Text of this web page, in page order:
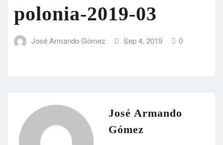
polonia-2019-03
José Armando Gómez Sep 4, 2019 0
José Armando
Gómez